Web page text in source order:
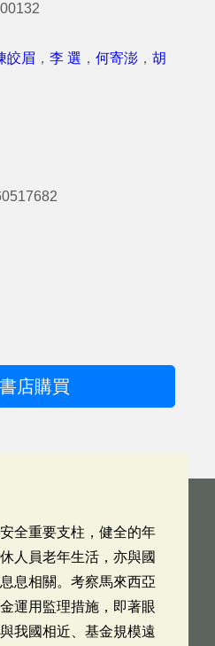
皎眉 ， 李 選 ， 何寄澎 ， 胡
店購買
全重要支柱，健全的年
人員老年生活，亦與國
息相關。考察馬來西亞
運用監理措施，即著眼
我國相近、基金規模遠